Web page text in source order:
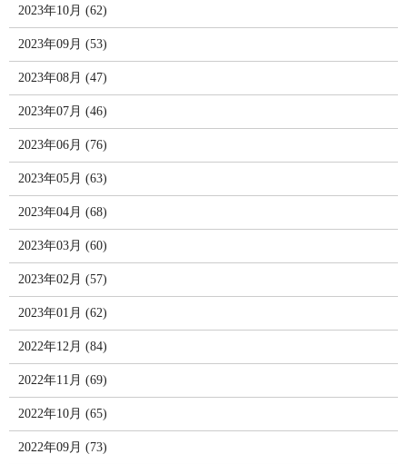
2023年10月 (62)
2023年09月 (53)
2023年08月 (47)
2023年07月 (46)
2023年06月 (76)
2023年05月 (63)
2023年04月 (68)
2023年03月 (60)
2023年02月 (57)
2023年01月 (62)
2022年12月 (84)
2022年11月 (69)
2022年10月 (65)
2022年09月 (73)